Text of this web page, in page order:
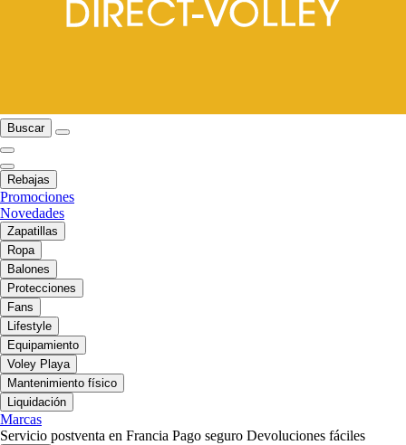
Buscar
Rebajas
Promociones
Novedades
Zapatillas
Ropa
Balones
Protecciones
Fans
Lifestyle
Equipamiento
Voley Playa
Mantenimiento físico
Liquidación
Marcas
Servicio postventa en Francia Pago seguro Devoluciones fáciles